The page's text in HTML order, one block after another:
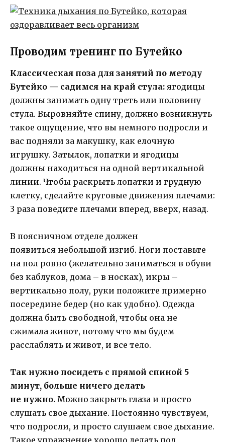
Проводим тренинг по Бутейко
Классическая поза для занятий по методу
Бутейко — садимся на край стула: ягодицы
должны занимать одну треть или половину
стула. Выровняйте спину, должно возникнуть
такое ощущение, что вы немного подросли и
вас подняли за макушку, как елочную
игрушку. Затылок, лопатки и ягодицы
должны находиться на одной вертикальной
линии. Чтобы раскрыть лопатки и грудную
клетку, сделайте круговые движения плечами:
3 раза поведите плечами вперед, вверх, назад.
В поясничном отделе должен
появиться небольшой изгиб. Ноги поставьте
на пол ровно (желательно заниматься в обуви
без каблуков, дома – в носках), икры –
вертикально полу, руки положите примерно
посередине бедер (но как удобно). Одежда
должна быть свободной, чтобы она не
сжимала живот, потому что мы будем
расслаблять и живот, и все тело.
Так нужно посидеть с прямой спиной 5
минут, больше ничего делать
не нужно. Можно закрыть глаза и просто
слушать свое дыхание. Постоянно чувствуем,
что подросли, и просто слушаем свое дыхание.